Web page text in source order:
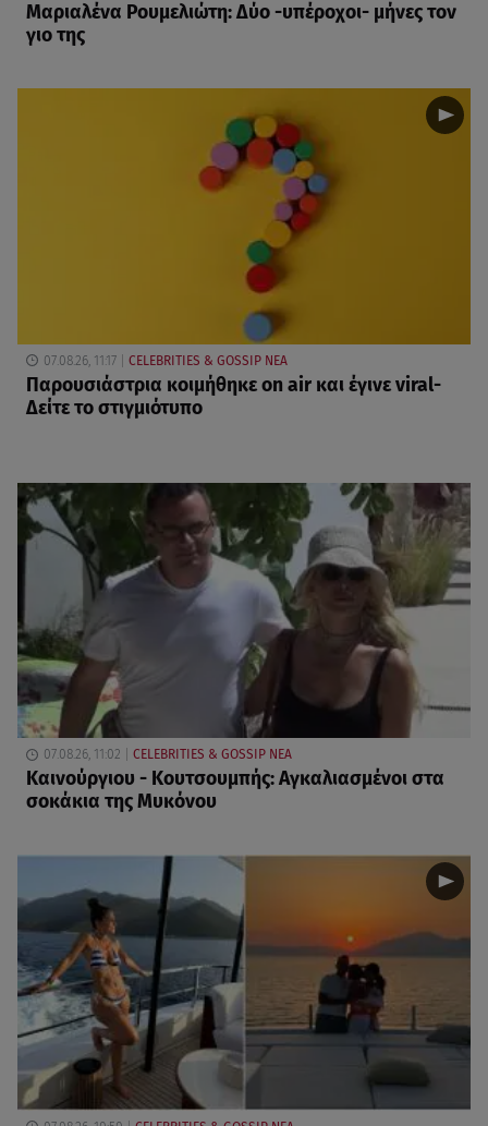
Μαριαλένα Ρουμελιώτη: Δύο -υπέροχοι- μήνες τον
γιο της
07.08.26, 11:17 CELEBRITIES & GOSSIP ΝΕΑ
Παρουσιάστρια κοιμήθηκε on air και έγινε viral-
Δείτε το στιγμιότυπο
07.08.26, 11:02 CELEBRITIES & GOSSIP ΝΕΑ
Καινούργιου - Κουτσουμπής: Αγκαλιασμένοι στα
σοκάκια της Μυκόνου